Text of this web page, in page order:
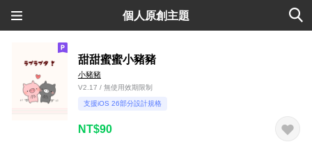
個人原創主題
甜甜蜜蜜小豬豬
小豬豬
V2.17 / 無使用效期限制
支援iOS 26部分設計規格
NT$90